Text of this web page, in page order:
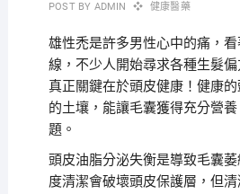
POST BY ADMIN 健康醫藥
雄性禿是許多男性心中的痛，
線，不少人開始尋求各種生髮
真正關鍵在於頭皮健康！健康
的土壤，能讓毛囊獲得充分營
題。
頭皮油脂分泌失衡是導致毛囊
度清潔會破壞頭皮保護層，但